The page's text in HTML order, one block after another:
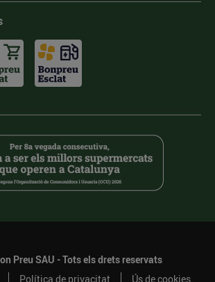
Preu SAU - Tots els drets reservats
Política de privacitat Ús de cookies